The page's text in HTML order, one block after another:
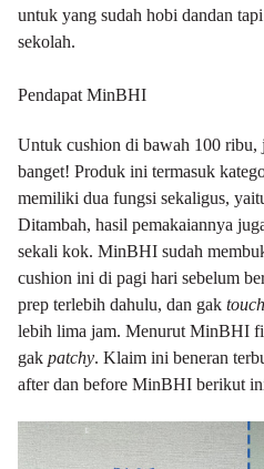
untuk yang sudah hobi dandan
sekolah.
Pendapat MinBHI
Untuk cushion di bawah 100 ribu,
banget! Produk ini termasuk
memiliki dua fungsi sekaligus,
Ditambah, hasil pemakaiannya
sekali kok. MinBHI sudah
cushion ini di pagi hari sebelum
prep terlebih dahulu, dan gak
lebih lima jam. Menurut MinBHI
gak patchy. Klaim ini beneran
after dan before MinBHI berikut